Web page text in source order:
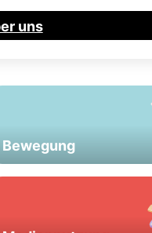
uns
Bewegung